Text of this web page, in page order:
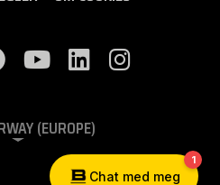
(EUROPE)